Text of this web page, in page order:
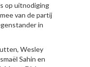
op uitnodiging
van de partij
in
Wesley
Sahin en